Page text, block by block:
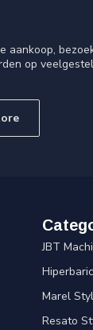
op
JBT
Marel
Resato